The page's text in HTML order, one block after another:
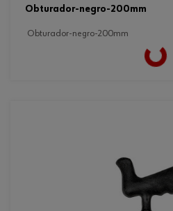
obturador-negro-200mm
obturador-negro-200mm